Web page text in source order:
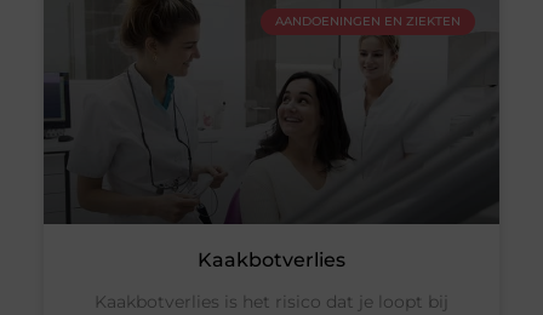
AANDOENINGEN EN ZIEKTEN
Kaakbotverlies
Kaakbotverlies is het risico dat je loopt bij